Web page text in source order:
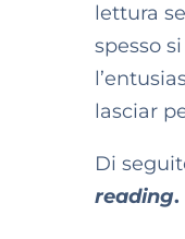
lettura
spesso
lasciar
Di
reading.